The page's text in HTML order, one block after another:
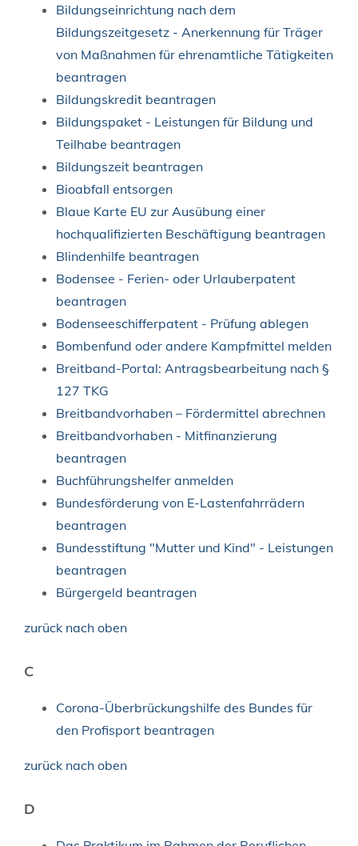
Bildungseinrichtung nach dem
Bildungszeitgesetz - Anerkennung für Träger
von Maßnahmen für ehrenamtliche Tätigkeiten
beantragen
Bildungskredit beantragen
Bildungspaket - Leistungen für Bildung und
Teilhabe beantragen
Bildungszeit beantragen
Bioabfall entsorgen
Blaue Karte EU zur Ausübung einer
hochqualifizierten Beschäftigung beantragen
Blindenhilfe beantragen
Bodensee - Ferien- oder Urlauberpatent
beantragen
Bodenseeschifferpatent - Prüfung ablegen
Bombenfund oder andere Kampfmittel melden
Breitband-Portal: Antragsbearbeitung nach §
127 TKG
Breitbandvorhaben – Fördermittel abrechnen
Breitbandvorhaben - Mitfinanzierung
beantragen
Buchführungshelfer anmelden
Bundesförderung von E-Lastenfahrrädern
beantragen
Bundesstiftung "Mutter und Kind" - Leistungen
beantragen
Bürgergeld beantragen
zurück nach oben
C
Corona-Überbrückungshilfe des Bundes für
den Profisport beantragen
zurück nach oben
D